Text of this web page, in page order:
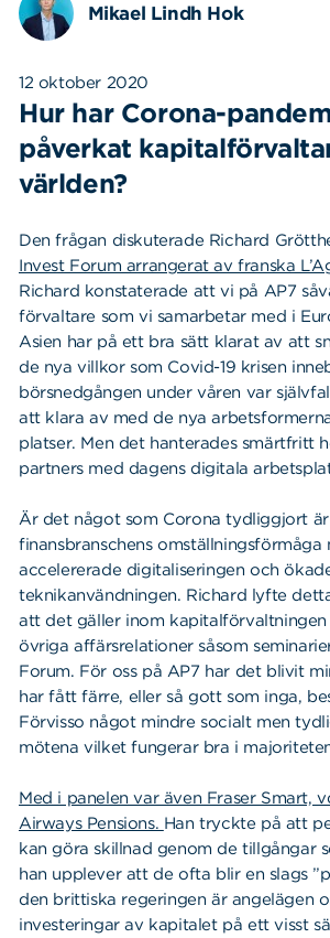
Mikael Lindh Hok
12 oktober 2020
Hur har Corona-
påverkat
världen?
Den frågan diskuterade Richard
Invest Forum arrangerat av franska
Richard konstaterade att vi på AP7
förvaltare som vi samarbetar med i
Asien har på ett bra sätt klarat av att
de nya villkor som Covid-19 krisen
börsnedgången under våren var
att klara av med de nya
platser. Men det hanterades smärtfritt
partners med dagens digitala
Är det något som Corona tydliggjort
finansbranschens omställningsförmåga
accelererade digitaliseringen och
teknikanvändningen. Richard lyfte
att det gäller inom kapitalförvaltningen
övriga affärsrelationer såsom
Forum. För oss på AP7 har det blivit
har fått färre, eller så gott som inga,
Förvisso något mindre socialt men
mötena vilket fungerar bra i
Med i panelen var även Fraser Smart,
Airways Pensions. Han tryckte på att
kan göra skillnad genom de tillgångar
han upplever att de ofta blir en slags
den brittiska regeringen är angelägen
investeringar av kapitalet på ett visst